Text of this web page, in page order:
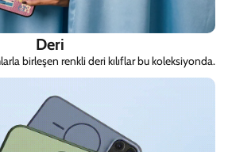
Deri
birleşen renkli deri kılıflar bu koleksiyonda.